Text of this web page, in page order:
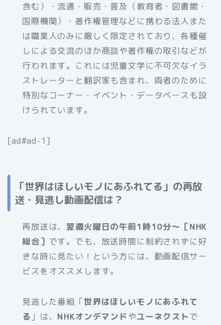
含む）・流通・販売・普及（教育者・図書館・
国際機関）・著作権管理などに携わる法人また
は職業人のみに厳しく限定されており、各種催
しによる交流のほか商談や著作権の取引などが
行われます。これには児童文学に不可欠なイラ
ストレーターと翻訳家も含まれ、両者のために
特別なコーナー・イベント・データベースも設
けられています。
[ad#ad-1]
「世界はほしいモノにあふれてる」の再放
送・見逃し動画配信は？
再放送は、 翌週火曜日の午前1時10分～［NHK
総合］ です。でも、放送時間に制約されずに好
きな時に見たい！という方には、動画配信サー
ビスをオススメします。
見逃した番組「世界はほしいモノにあふれて
る 」は、 NHKオンデマンドやユーネクストで